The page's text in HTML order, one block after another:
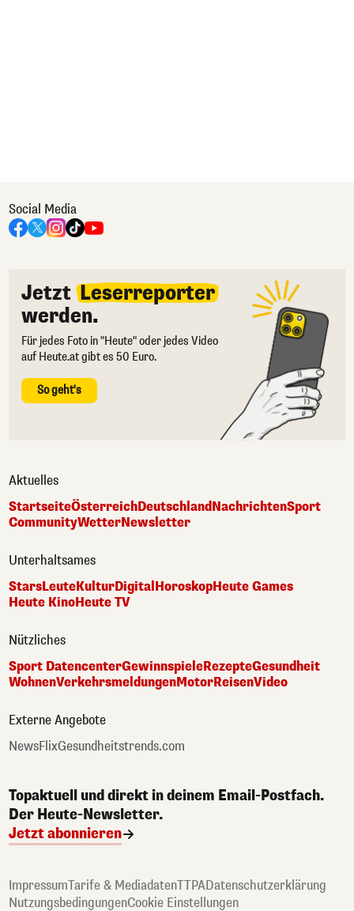
Social Media
Jetzt Leserreporter
werden.
Für jedes Foto in "Heute" oder jedes Video
auf Heute.at gibt es 50 Euro.
So geht's
Aktuelles
StartseiteÖsterreichDeutschlandNachrichtenSport
CommunityWetterNewsletter
Unterhaltsames
StarsLeuteKulturDigital HoroskopHeute Games
Heute KinoHeute TV
Nützliches
Sport DatencenterGewinnspieleRezepteGesundheit
WohnenVerkehrsmeldungenMotorReisenVideo
Externe Angebote
NewsFlixGesundheitstrends.com
Topaktuell und direkt in deinem Email-Postfach.
Der Heute-Newsletter.
Jetzt abonnieren
ImpressumTarife & MediadatenTTPADatenschutzerklärung
NutzungsbedingungenCookie Einstellungen